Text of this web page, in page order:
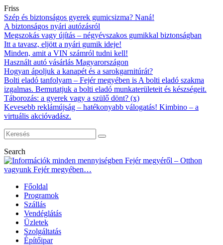
Friss
Szép és biztonságos gyerek gumicsizma? Naná!
A biztonságos nyári autózásról
Megszokás vagy újítás – négyévszakos gumikkal biztonságban
Itt a tavasz, eljött a nyári gumik ideje!
Minden, amit a VIN számról tudni kell!
Használt autó vásárlás Magyarországon
Hogyan ápoljuk a kanapét és a sarokgarnitúrát?
Bolti eladó tanfolyam – Fejér megyében is A bolti eladó szakma
izgalmas. Bemutatjuk a bolti eladó munkaterületeit és készségeit.
Táborozás: a gyerek vagy a szülő dönt? (x)
Kevesebb reklámújság – hatékonyabb válogatás! Kimbino – a
virtuális akcióvadász.
Search
Főoldal
Programok
Szállás
Vendéglátás
Üzletek
Szolgáltatás
Építőipar